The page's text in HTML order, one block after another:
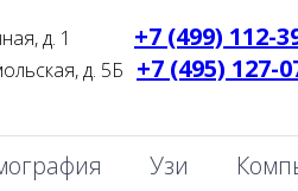
д. 1 +7 (499) 112-
д. 5Б +7 (495) 127-
Узи